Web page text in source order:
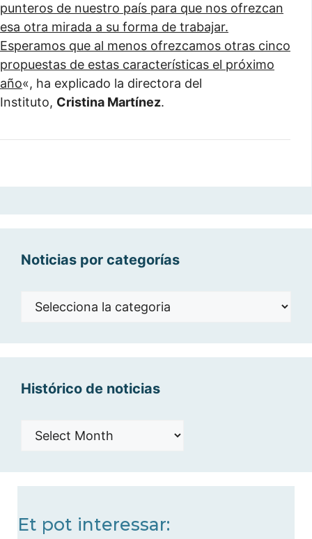
punteros de nuestro país para que nos ofrezcan
esa otra mirada a su forma de trabajar.
Esperamos que al menos ofrezcamos otras cinco
propuestas de estas características el próximo
año«, ha explicado la directora del
Instituto, Cristina Martínez.
Noticias por categorías
Noticias
Histórico de noticias
Histórico
Et pot interessar: